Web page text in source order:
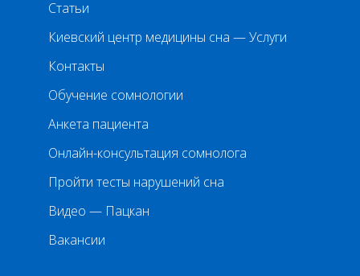
Статьи
Киевский центр медицины сна — Услуги
Контакты
Обучение сомнологии
Анкета пациента
Онлайн-консультация сомнолога
Пройти тесты нарушений сна
Видео — Пацкан
Вакансии